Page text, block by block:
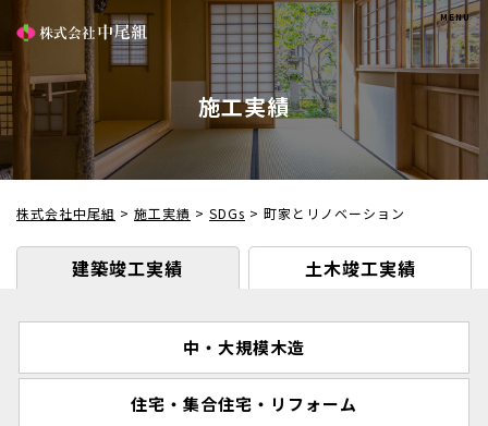
施工実績
株式会社中尾組 > 施工実績 > SDGs > 町家とリノベーション
建築竣工実績 土木竣工実績
中・大規模木造
住宅・集合住宅・リフォーム